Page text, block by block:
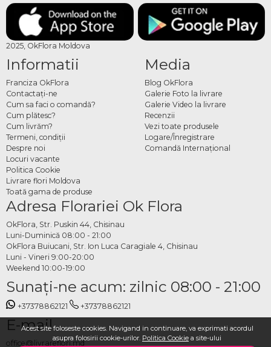
Acest site foloseste cookies. Navigand in continuare, va exprimati acordul
asupra folosirii cookie-urilor. Politica Cookie a site-ului
2025, OkFlora Moldova
Informatii
Franciza OkFlora
Contactaţi-ne
Cum sa faci o comandă?
Cum plătesc?
Cum livrăm?
Termeni, condiţii
Despre noi
Locuri vacante
Politica Cookie
Livrare flori Moldova
Toată gama de produse
Media
Blog OkFlora
Galerie Foto la livrare
Galerie Video la livrare
Recenzii
Vezi toate produsele
Logare/Înregistrare
Comandă Internațional
Adresa Florariei Ok Flora
OkFlora, Str. Puskin 44, Chisinau
Luni-Duminică 08:00 - 21:00
OkFlora Buiucani, Str. Ion Luca Caragiale 4, Chisinau
Luni - Vineri 9:00-20:00
Weekend 10:00-19:00
Sunaţi-ne acum: zilnic 08:00 - 21:00
+37378862121 +37378862121
E-mail
office@livrareflori.md